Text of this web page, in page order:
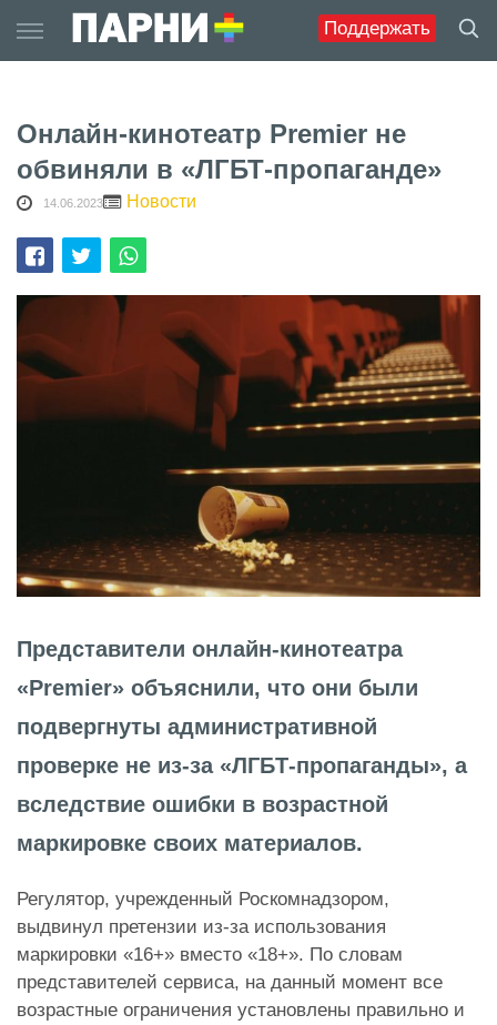
Поддержать
to
content
Онлайн-кинотеатр Premier не
обвиняли в «ЛГБТ-пропаганде»
14.06.2023 Новости
Представители онлайн-кинотеатра
«Premier» объяснили, что они были
подвергнуты административной
проверке не из-за «ЛГБТ-пропаганды», а
вследствие ошибки в возрастной
маркировке своих материалов.
Регулятор, учрежденный Роскомнадзором,
выдвинул претензии из-за использования
маркировки «16+» вместо «18+». По словам
представителей сервиса, на данный момент все
возрастные ограничения установлены правильно и